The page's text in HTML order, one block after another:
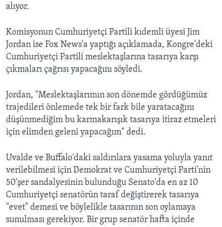
alıyor.
Komisyonun Cumhuriyetçi Partili kıdemli üyesi Jim
Jordan ise Fox News'a yaptığı açıklamada, Kongre'deki
Cumhuriyetçi Partili meslektaşlarına tasarıya karşı
çıkmaları çağrısı yapacağını söyledi.
Jordan, "Meslektaşlarımın son dönemde gördüğümüz
trajedileri önlemede tek bir fark bile yaratacağını
düşünmediğim bu karmakarışık tasarıya itiraz etmeleri
için elimden geleni yapacağım" dedi.
Uvalde ve Buffalo'daki saldırılara yasama yoluyla yanıt
verilebilmesi için Demokrat ve Cumhuriyetçi Parti'nin
50'şer sandalyesinin bulunduğu Senato'da en az 10
Cumhuriyetçi senatörün taraf değiştirerek tasarıya
"evet" demesi ve böylelikle tasarının son oylamaya
sunulması gerekiyor. Bir grup senatör hafta içinde